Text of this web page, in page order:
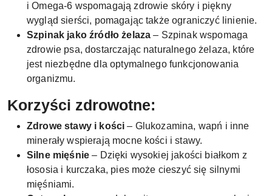
i Omega-6 wspomagają zdrowie skóry i piękny
wygląd sierści, pomagając także ograniczyć linienie.
Szpinak jako źródło żelaza – Szpinak wspomaga
zdrowie psa, dostarczając naturalnego żelaza, które
jest niezbędne dla optymalnego funkcjonowania
organizmu.
Korzyści zdrowotne:
Zdrowe stawy i kości – Glukozamina, wapń i inne
minerały wspierają mocne kości i stawy.
Silne mięśnie – Dzięki wysokiej jakości białkom z
łososia i kurczaka, pies może cieszyć się silnymi
mięśniami.